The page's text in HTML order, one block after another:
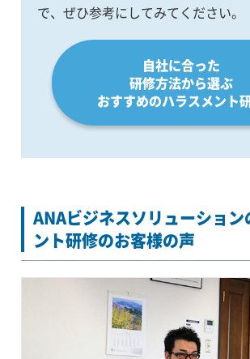
で、ぜひ参考にしてみてください。
自社に合った
研修方法から選ぶ
おすすめのハラスメント
ANAビジネスソリューション
ント研修のお客様の声